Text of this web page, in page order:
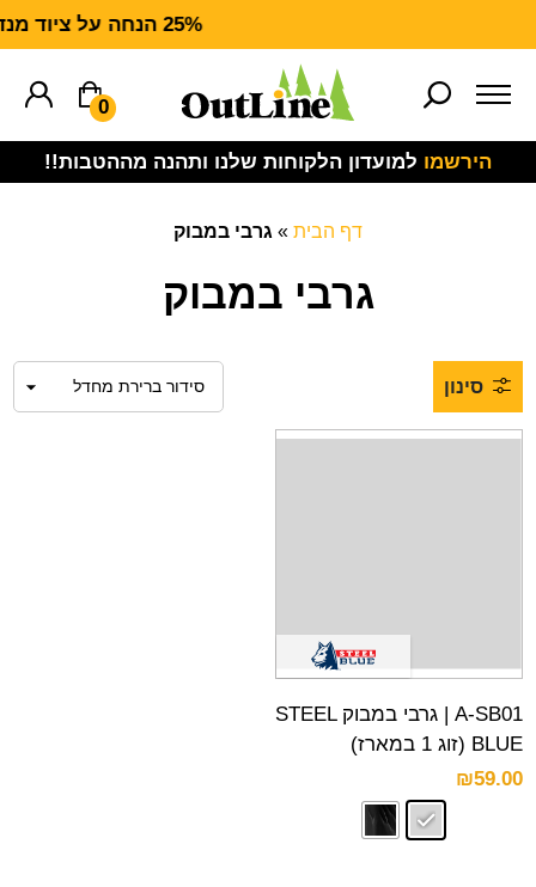
25% הנחה על ציוד מנדף CARHARTT FORCE
0
הירשמו למועדון הלקוחות שלנו ותהנה מההטבות!!
דף הבית » גרבי במבוק
גרבי במבוק
סינון
A-SB01 | גרבי במבוק STEEL
BLUE (זוג 1 במארז)
₪59.00